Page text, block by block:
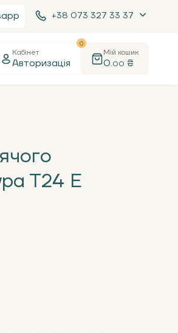
+38 073 327 33 37
Кабінет
Авторизація
0
Мій кошик
0.00 ₴
Т24 Е